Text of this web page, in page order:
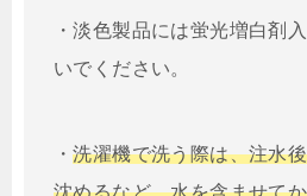
・淡色製品には蛍光増白剤
いでください。
・洗濯機で洗う際は、注水
沈めるなど、水を含ませて